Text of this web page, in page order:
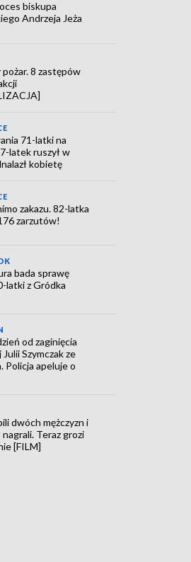
biskupa
Andrzeja Jeża
8 zastępów
71-latki na
latek ruszył w
kobietę
zakazu. 82-latka
zarzutów!
bada sprawę
latki z Gródka
od zaginięcia
Szymczak ze
Policja apeluje o
dwóch mężczyzn i
Teraz grozi
[FILM]